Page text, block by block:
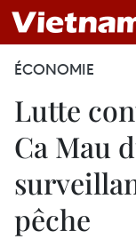
ÉCONOMIE
Lutte
Ca Mau
pêche